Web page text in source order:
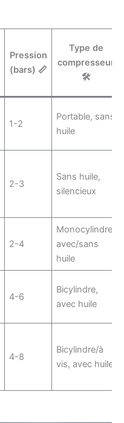
Pression
(bars) 📏
Type de
compresseur
🛠️
1-2
Portable, sans
huile
2-3
Sans huile,
silencieux
2-4
Monocylindre,
avec/sans
huile
4-6
Bicylindre,
avec huile
4-8
Bicylindre/à
vis, avec huile